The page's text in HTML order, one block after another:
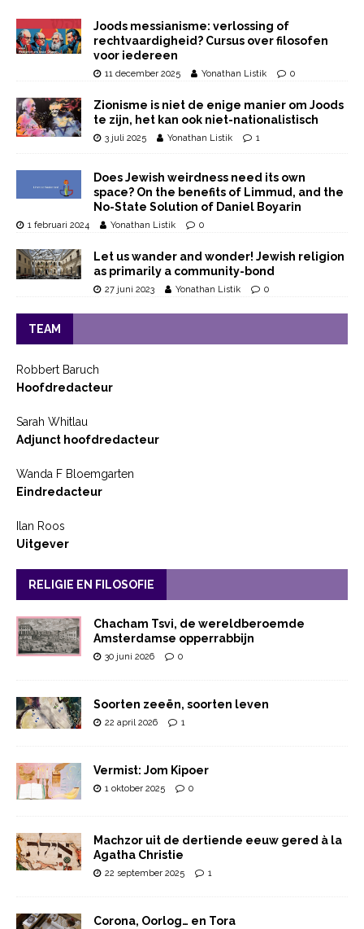
Joods messianisme: verlossing of
rechtvaardigheid? Cursus over filosofen
voor iedereen
11 december 2025 Yonathan Listik 0
Zionisme is niet de enige manier om Joods
te zijn, het kan ook niet-nationalistisch
3 juli 2025 Yonathan Listik 1
Does Jewish weirdness need its own
space? On the benefits of Limmud, and the
No-State Solution of Daniel Boyarin
1 februari 2024 Yonathan Listik 0
Let us wander and wonder! Jewish religion
as primarily a community-bond
27 juni 2023 Yonathan Listik 0
TEAM
Robbert Baruch
Hoofdredacteur
Sarah Whitlau
Adjunct hoofdredacteur
Wanda F Bloemgarten
Eindredacteur
Ilan Roos
Uitgever
RELIGIE EN FILOSOFIE
Chacham Tsvi, de wereldberoemde
Amsterdamse opperrabbijn
30 juni 2026 0
Soorten zeeën, soorten leven
22 april 2026 1
Vermist: Jom Kipoer
1 oktober 2025 0
Machzor uit de dertiende eeuw gered à la
Agatha Christie
22 september 2025 1
Corona, Oorlog… en Tora